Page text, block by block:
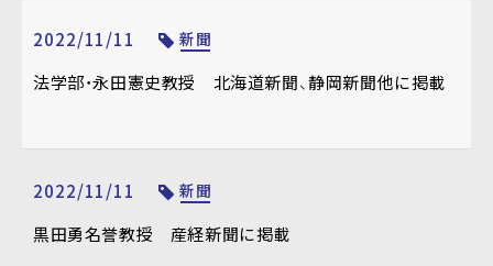
2022/11/11 新聞
法学部・永田憲史教授 北海道新聞、静岡新聞他に掲載
2022/11/11 新聞
黒田勇名誉教授 産経新聞に掲載